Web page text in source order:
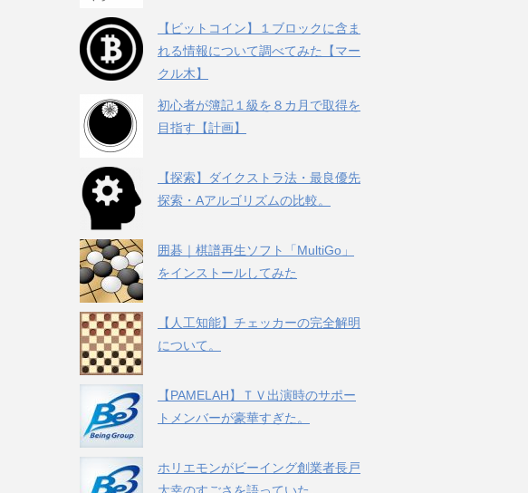
【ビットコイン】１ブロックに含ま
れる情報について調べてみた【マー
クル木】
初心者が簿記１級を８カ月で取得を
目指す【計画】
【探索】ダイクストラ法・最良優先
探索・Aアルゴリズムの比較。
囲碁｜棋譜再生ソフト「MultiGo」
をインストールしてみた
【人工知能】チェッカーの完全解明
について。
【PAMELAH】ＴＶ出演時のサポー
トメンバーが豪華すぎた。
ホリエモンがビーイング創業者長戸